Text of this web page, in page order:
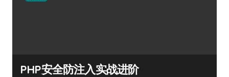
PHP安全防注入实战进阶